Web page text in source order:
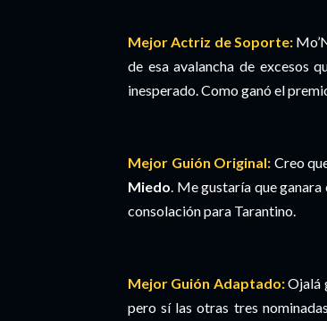
Mejor Actriz de Soporte:
de esa avalancha de excesos
inesperado. Como ganó el
Mejor Guión Original: Creo
Miedo. Me gustaría que
consolación para Tarantino.
Mejor Guión Adaptado:Ojalá
pero sí las otras tres